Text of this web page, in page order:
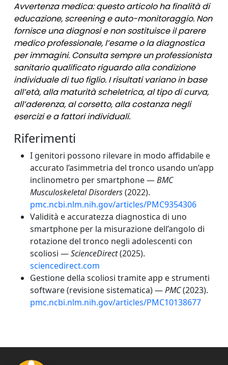
Avvertenza medica: questo articolo ha finalità di
educazione, screening e auto-monitoraggio. Non
fornisce una diagnosi e non sostituisce il parere
medico professionale, l’esame o la diagnostica
per immagini. Consulta sempre un professionista
sanitario qualificato riguardo alla condizione
individuale di tuo figlio. I risultati variano in base
all’età, alla maturità scheletrica, al tipo di curva,
all’aderenza, al corsetto, alla costanza negli
esercizi e a fattori individuali.
Riferimenti
I genitori possono rilevare in modo affidabile e
accurato l’asimmetria del tronco usando un’app
inclinometro per smartphone —BMC
Musculoskeletal Disorders(2022).
pmc.ncbi.nlm.nih.gov/articles/PMC9354306
Validità e accuratezza diagnostica di uno
smartphone per la misurazione dell’angolo di
rotazione del tronco negli adolescenti con
scoliosi —ScienceDirect(2025).
sciencedirect.com
Gestione della scoliosi tramite app e strumenti
software (revisione sistematica) —PMC(2023).
pmc.ncbi.nlm.nih.gov/articles/PMC10138677